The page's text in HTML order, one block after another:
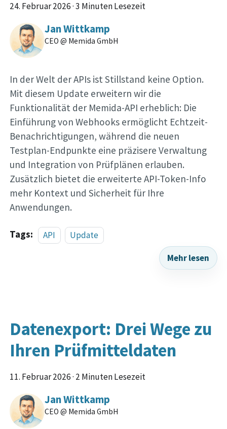
24. Februar 2026·3 Minuten Lesezeit
Jan Wittkamp
CEO @ Memida GmbH
In der Welt der APIs ist Stillstand keine Option.
Mit diesem Update erweitern wir die
Funktionalität der Memida-API erheblich: Die
Einführung von Webhooks ermöglicht Echtzeit-
Benachrichtigungen, während die neuen
Testplan-Endpunkte eine präzisere Verwaltung
und Integration von Prüfplänen erlauben.
Zusätzlich bietet die erweiterte API-Token-Info
mehr Kontext und Sicherheit für Ihre
Anwendungen.
Tags: API Update
Mehr lesen
Datenexport: Drei Wege zu
Ihren Prüfmitteldaten
11. Februar 2026· 2 Minuten Lesezeit
Jan Wittkamp
CEO @ Memida GmbH